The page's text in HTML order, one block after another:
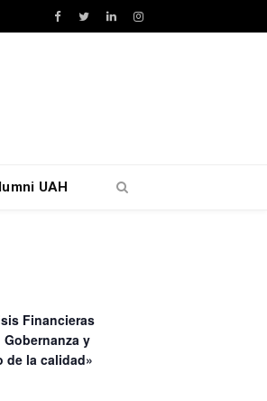
Facebook
TwitterLinkedInInstagram
UAH
Financieras
y
de la calidad»